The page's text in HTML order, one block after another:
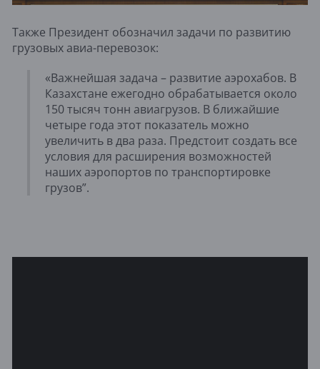
Также Президент обозначил задачи по развитию
грузовых авиа-перевозок:
«Важнейшая задача – развитие аэрохабов. В
Казахстане ежегодно обрабатывается около
150 тысяч тонн авиагрузов. В ближайшие
четыре года этот показатель можно
увеличить в два раза. Предстоит создать все
условия для расширения возможностей
наших аэропортов по транспортировке
грузов”.